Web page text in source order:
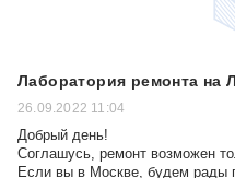
Лаборатория ремонта на
26.09.2022 11:04
Добрый день!
Соглашусь, ремонт возможен
Если вы в Москве, будем рады